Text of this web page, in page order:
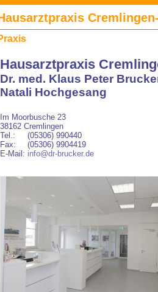
Hausarztpraxis
Dr. med. Klaus Peter
Natali Hochgesang
Im Moorbusche 23
38162 Cremlingen
Tel.:
(05306) 990440
Fax:
(05306) 9904419
E-Mail: info@dr-brucker.de